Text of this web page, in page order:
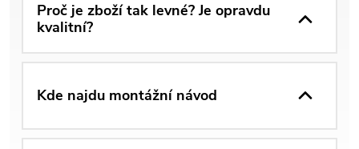
Proč je zboží tak levné? Je opravdu
kvalitní?
Kde najdu montážní návod